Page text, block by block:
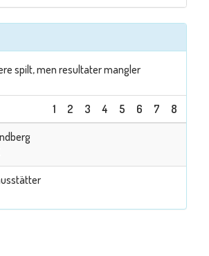
spilt, men resultater mangler
1 2 3 4 5 6 7 8